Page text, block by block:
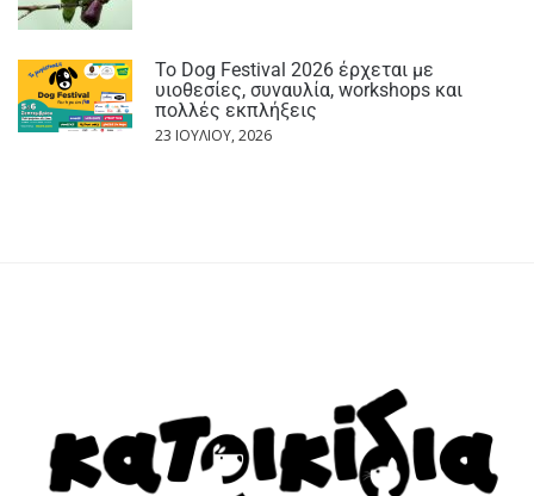
Το Dog Festival 2026 έρχεται με
υιοθεσίες, συναυλία, workshops και
πολλές εκπλήξεις
23 ΙΟΥΛΊΟΥ, 2026